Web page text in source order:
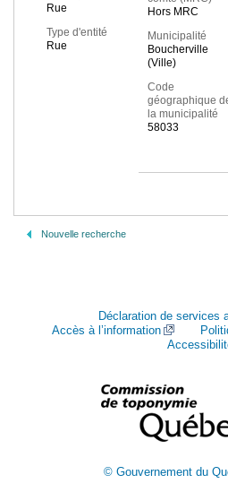
Rue
Type d'entité
Rue
Hors MRC
Municipalité
Boucherville
(Ville)
Code
géographique
la municipalité
58033
Nouvelle recherche
Déclaration de services
Accès à l’information
© Gouvernement du